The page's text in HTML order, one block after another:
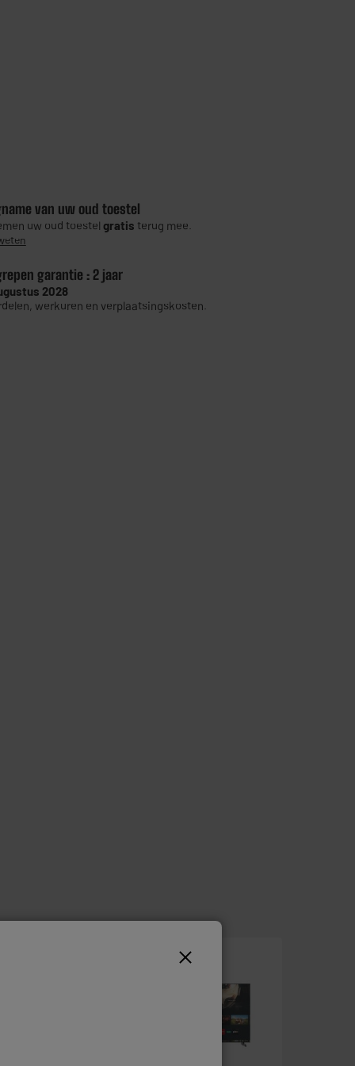
van uw oud toestel
uw oud toestel gratis terug mee.
garantie : 2 jaar
2028
werkuren en verplaatsingskosten.